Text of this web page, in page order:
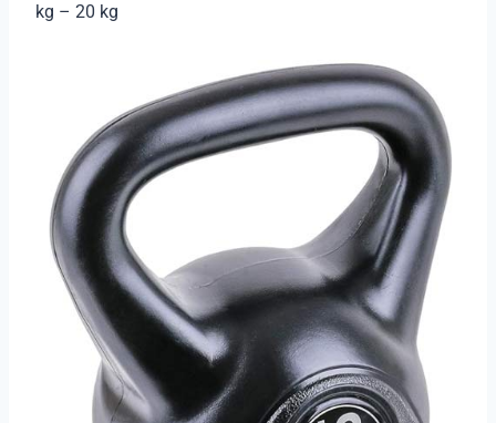
kg – 20 kg